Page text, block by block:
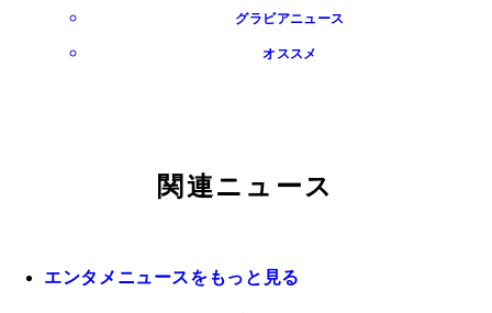
グラビアニュース
オススメ
関連ニュース
エンタメニュースをもっと見る